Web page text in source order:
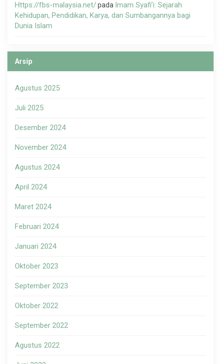
Https://fbs-malaysia.net/pada Imam Syafi’i: Sejarah
Kehidupan, Pendidikan, Karya, dan Sumbangannya bagi
Dunia Islam
Arsip
Agustus 2025
Juli 2025
Desember 2024
November 2024
Agustus 2024
April 2024
Maret 2024
Februari 2024
Januari 2024
Oktober 2023
September 2023
Oktober 2022
September 2022
Agustus 2022